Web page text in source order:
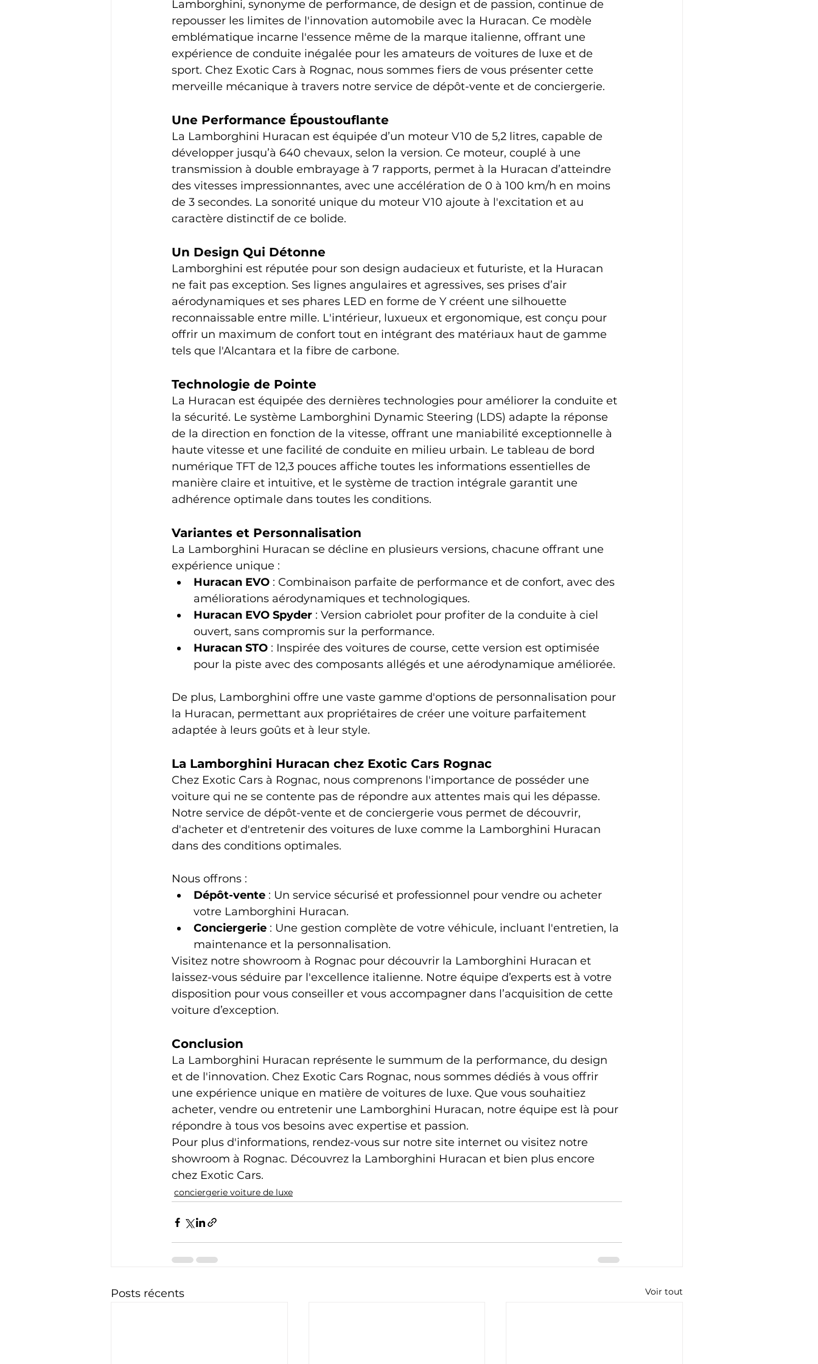
Lamborghini, synonyme de performance, de design et de passion, continue de
repousser les limites de l'innovation automobile avec la Huracan. Ce modèle
emblématique incarne l'essence même de la marque italienne, offrant une
expérience de conduite inégalée pour les amateurs de voitures de luxe et de
sport. Chez Exotic Cars à Rognac, nous sommes fiers de vous présenter cette
merveille mécanique à travers notre service de dépôt-vente et de conciergerie.
Une Performance Époustouflante
La Lamborghini Huracan est équipée d’un moteur V10 de 5,2 litres, capable de
développer jusqu’à 640 chevaux, selon la version. Ce moteur, couplé à une
transmission à double embrayage à 7 rapports, permet à la Huracan d’atteindre
des vitesses impressionnantes, avec une accélération de 0 à 100 km/h en moins
de 3 secondes. La sonorité unique du moteur V10 ajoute à l'excitation et au
caractère distinctif de ce bolide.
Un Design Qui Détonne
Lamborghini est réputée pour son design audacieux et futuriste, et la Huracan
ne fait pas exception. Ses lignes angulaires et agressives, ses prises d’air
aérodynamiques et ses phares LED en forme de Y créent une silhouette
reconnaissable entre mille. L'intérieur, luxueux et ergonomique, est conçu pour
offrir un maximum de confort tout en intégrant des matériaux haut de gamme
tels que l'Alcantara et la fibre de carbone.
Technologie de Pointe
La Huracan est équipée des dernières technologies pour améliorer la conduite et
la sécurité. Le système Lamborghini Dynamic Steering (LDS) adapte la réponse
de la direction en fonction de la vitesse, offrant une maniabilité exceptionnelle à
haute vitesse et une facilité de conduite en milieu urbain. Le tableau de bord
numérique TFT de 12,3 pouces affiche toutes les informations essentielles de
manière claire et intuitive, et le système de traction intégrale garantit une
adhérence optimale dans toutes les conditions.
Variantes et Personnalisation
La Lamborghini Huracan se décline en plusieurs versions, chacune offrant une
expérience unique :
Huracan EVO : Combinaison parfaite de performance et de confort, avec des
améliorations aérodynamiques et technologiques.
Huracan EVO Spyder : Version cabriolet pour profiter de la conduite à ciel
ouvert, sans compromis sur la performance.
Huracan STO : Inspirée des voitures de course, cette version est optimisée
pour la piste avec des composants allégés et une aérodynamique améliorée.
De plus, Lamborghini offre une vaste gamme d'options de personnalisation pour
la Huracan, permettant aux propriétaires de créer une voiture parfaitement
adaptée à leurs goûts et à leur style.
La Lamborghini Huracan chez Exotic Cars Rognac
Chez Exotic Cars à Rognac, nous comprenons l'importance de posséder une
voiture qui ne se contente pas de répondre aux attentes mais qui les dépasse.
Notre service de dépôt-vente et de conciergerie vous permet de découvrir,
d'acheter et d'entretenir des voitures de luxe comme la Lamborghini Huracan
dans des conditions optimales.
Nous offrons :
Dépôt-vente : Un service sécurisé et professionnel pour vendre ou acheter
votre Lamborghini Huracan.
Conciergerie : Une gestion complète de votre véhicule, incluant l'entretien, la
maintenance et la personnalisation.
Visitez notre showroom à Rognac pour découvrir la Lamborghini Huracan et
laissez-vous séduire par l'excellence italienne. Notre équipe d’experts est à votre
disposition pour vous conseiller et vous accompagner dans l’acquisition de cette
voiture d’exception.
Conclusion
La Lamborghini Huracan représente le summum de la performance, du design
et de l'innovation. Chez Exotic Cars Rognac, nous sommes dédiés à vous offrir
une expérience unique en matière de voitures de luxe. Que vous souhaitiez
acheter, vendre ou entretenir une Lamborghini Huracan, notre équipe est là pour
répondre à tous vos besoins avec expertise et passion.
Pour plus d'informations, rendez-vous sur notre site internet ou visitez notre
showroom à Rognac. Découvrez la Lamborghini Huracan et bien plus encore
chez Exotic Cars.
conciergerie voiture de luxe
Posts récents Voir tout